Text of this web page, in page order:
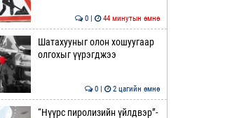
0 | 44 минутын өмнө
Шатахууныг олон хошуугаар
олгохыг үүрэгджээ
0 | 2 цагийн өмнө
“Нүүрс пиролизийн үйлдвэр”-